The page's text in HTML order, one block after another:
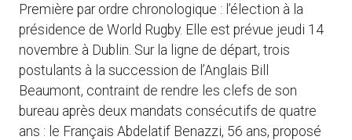
Première par ordre chronologique : l’élection à la
présidence de World Rugby. Elle est prévue jeudi 14
novembre à Dublin. Sur la ligne de départ, trois
postulants à la succession de l’Anglais Bill
Beaumont, contraint de rendre les clefs de son
bureau après deux mandats consécutifs de quatre
ans : le Français Abdelatif Benazzi, 56 ans, proposé